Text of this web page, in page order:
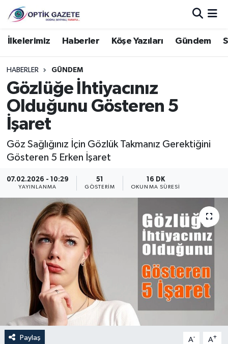
İlkelerimiz Haberler Köşe Yazıları Gündem
HABERLER GÜNDEM
Gözlüğe İhtiyacınız
Olduğunu Gösteren 5
İşaret
Göz Sağlığınız İçin Gözlük Takmanız Gerektiğini
Gösteren 5 Erken İşaret
07.02.2026 - 10:29
YAYINLANMA
51
GÖSTERIM
16 DK
OKUNMA SÜRESI
Paylaş A- A+
Nöbetçi Eczaneler
Hava Durumu
İstanbul Namaz Vakitleri
Trafik Durumu
Süper Lig Puan Durumu ve Fikstür
Haber Arşivi